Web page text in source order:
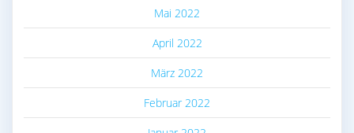
Mai 2022
April 2022
März 2022
Februar 2022